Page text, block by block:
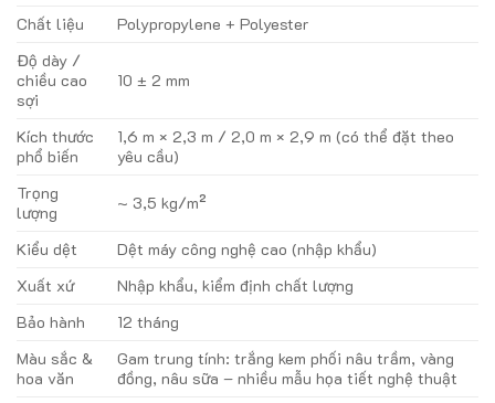
Chất liệu
Polypropylene + Polyester
Độ dày /
chiều cao
sợi
10 ± 2 mm
Kích thước
phổ biến
1,6 m × 2,3 m / 2,0 m × 2,9 m (có thể đặt theo
yêu cầu)
Trọng
lượng
~ 3,5 kg/m²
Kiểu dệt
Dệt máy công nghệ cao (nhập khẩu)
Xuất xứ
Nhập khẩu, kiểm định chất lượng
Bảo hành
12 tháng
Màu sắc &
hoa văn
Gam trung tính: trắng kem phối nâu trầm, vàng
đồng, nâu sữa – nhiều mẫu họa tiết nghệ thuật